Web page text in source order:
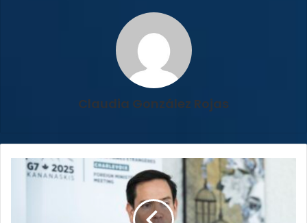
Claudia González Rojas
Washington
defiende